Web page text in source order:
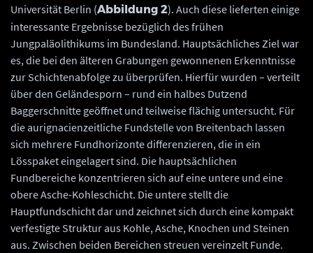
Universität Berlin (Abbildung 2). Auch diese lieferten einige
interessante Ergebnisse bezüglich des frühen
Jungpaläolithikums im Bundesland. Hauptsächliches Ziel war
es, die bei den älteren Grabungen gewonnenen Erkenntnisse
zur Schichtenabfolge zu überprüfen. Hierfür wurden – verteilt
über den Geländesporn – rund ein halbes Dutzend
Baggerschnitte geöffnet und teilweise flächig untersucht. Für
die aurignacienzeitliche Fundstelle von Breitenbach lassen
sich mehrere Fundhorizonte differenzieren, die in ein
Lösspaket eingelagert sind. Die hauptsächlichen
Fundbereiche konzentrieren sich auf eine untere und eine
obere Asche-Kohleschicht. Die untere stellt die
Hauptfundschicht dar und zeichnet sich durch eine kompakt
verfestigte Struktur aus Kohle, Asche, Knochen und Steinen
aus. Zwischen beiden Bereichen streuen vereinzelt Funde.